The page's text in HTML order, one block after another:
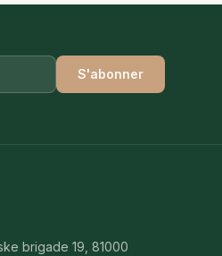
S'abonner
brigade 19, 81000